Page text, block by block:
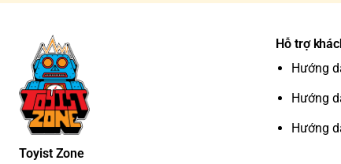
Toyist Zone
Hỗ trợ
Hướng
Hướng
Hướng